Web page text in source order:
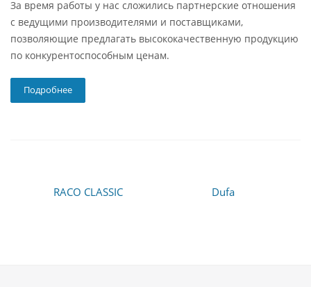
За время работы у нас сложились партнерские отношения
с ведущими производителями и поставщиками,
позволяющие предлагать высококачественную продукцию
по конкурентоспособным ценам.
Подробнее
RACO CLASSIC Dufa